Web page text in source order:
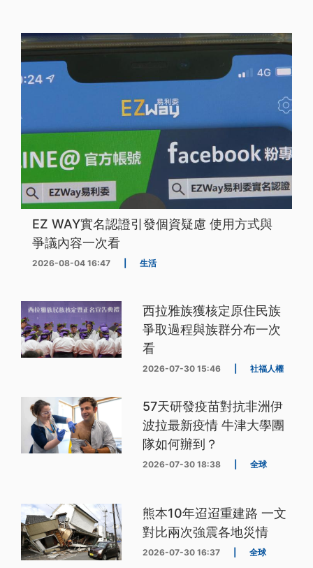
EZ WAY實名認證引發個資疑慮 使用方式與
爭議內容一次看
2026-08-04 16:47 生活
西拉雅族獲核定原住民族
爭取過程與族群分布一次
看
2026-07-30 15:46 社福人權
57天研發疫苗對抗非洲伊
波拉最新疫情 牛津大學團
隊如何辦到？
2026-07-30 18:38 全球
熊本10年迢迢重建路 一文
對比兩次強震各地災情
2026-07-30 16:37 全球